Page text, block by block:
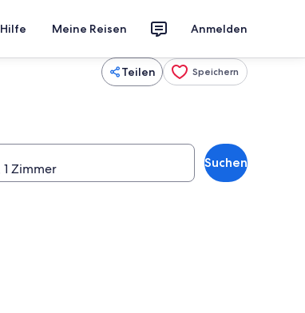
Hilfe Meine Reisen Anmelden
Teilen Speichern
Suchen